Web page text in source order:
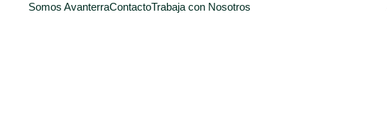
Somos AvanterraContactoTrabaja con Nosotros